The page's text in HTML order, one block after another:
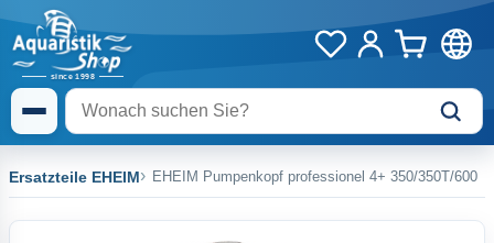
Ersatzteile EHEIM EHEIM Pumpenkopf professionel 4+ 350/350T/600